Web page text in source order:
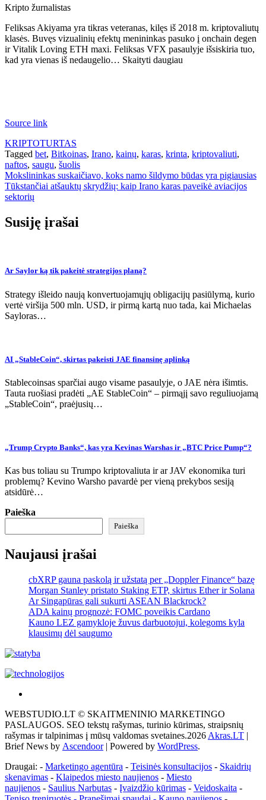
Kripto žurnalistas
Feliksas Akiyama yra tikras veteranas, kilęs iš 2018 m. kriptovaliutų
klasės. Buvęs vizualinių efektų menininkas pasuko į onchain degen
ir Vitalik Loving ETH maxi. Feliksas VFX pasaulyje išsiskiria tuo,
kad yra vienas iš nedaugelio… Skaityti daugiau
Source link
KRIPTOTURTAS
Tagged bet, Bitkoinas, Irano, kainų, karas, krinta, kriptovaliuti,
naftos, saugu, šuolis
Navigacija
tarp
Mokslininkas suskaičiavo, koks namo šildymo būdas yra pigiausias
Tūkstančiai atšauktų skrydžių: kaip Irano karas paveikė aviacijos
sektorių
Susiję įrašai
Ar Saylor ką tik pakeitė strategijos planą?
Strategy išleido naują konvertuojamųjų obligacijų pasiūlymą, kurio
vertė viršija 500 mln. USD, ir pirmą kartą nuo tada, kai Michaelas
Sayloras…
AI „StableCoin“, skirtas pakeisti JAE finansinę aplinką
Stablecoinsas sparčiai augo visame pasaulyje, o JAE nėra išimtis.
Tauta ruošiasi pradėti „AE StableCoin“ – pirmąjį savo reguliuojamą
„StableCoin“, praėjusių…
„Trump Crypto Banks“, kas yra Kevinas Warshas ir „BTC Price Pump“?
Kas bus toliau su Trumpo kriptovaliuta ir ar JAV ekonomika turi
problemų? Kevino Warsho pavardė per vieną prekybos sesiją
atsidūrė…
Paieška
Paieška
Naujausi įrašai
cbXRP gauna paskolą ir užstatą per „Doppler Finance“ bazę
Morgan Stanley pristato Staking ETP, skirtus Ether ir Solana
Ar Singapūras gali sukurti ASEAN Blackrock?
ADA kainų prognozė: FOMC poveikis Cardano
Kauno LEZ gamykloje žuvus darbuotojui, kolegoms kyla
klausimų dėl saugumo
tai
žemės
ploto
matavimo
Pagrindinis
WEBSTUDIO.LT © SKAITMENINIO MARKETINGO
PASLAUGOS. SEO tekstų rašymas, turinio kūrimas, straipsnių
rašymas ir talpinimas į mūsų valdomas svetaines.2026 Akras.LT |
Brief News by Ascendoor| Powered by WordPress.
Draugai: - Marketingo agentūra - Teisinės konsultacijos - Skaidrių
skenavimas - Klaipedos miesto naujienos - Miesto
naujienos - Saulius Narbutas - Įvaizdžio kūrimas - Veidoskaita -